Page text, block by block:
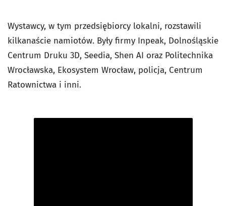
Wystawcy, w tym przedsiębiorcy lokalni, rozstawili
kilkanaście namiotów. Były firmy Inpeak, Dolnośląskie
Centrum Druku 3D, Seedia, Shen AI oraz Politechnika
Wrocławska, Ekosystem Wrocław, policja, Centrum
Ratownictwa i inni.